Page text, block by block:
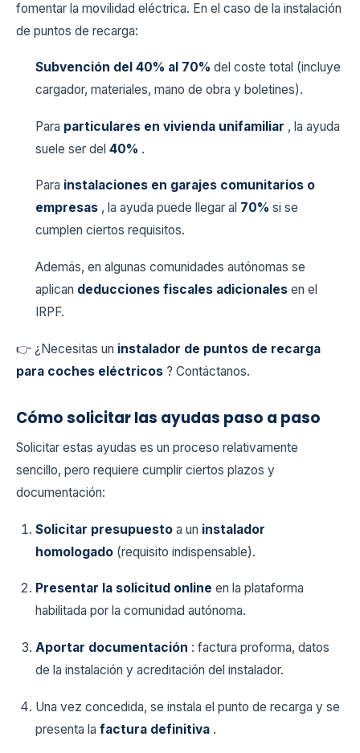
fomentar la movilidad eléctrica. En el caso de la instalación
de puntos de recarga:
Subvención del 40% al 70% del coste total (incluye
cargador, materiales, mano de obra y boletines).
Para particulares en vivienda unifamiliar , la ayuda
suele ser del 40% .
Para instalaciones en garajes comunitarios o
empresas , la ayuda puede llegar al 70% si se
cumplen ciertos requisitos.
Además, en algunas comunidades autónomas se
aplican deducciones fiscales adicionales en el
IRPF.
👉 ¿Necesitas un instalador de puntos de recarga
para coches eléctricos ? Contáctanos.
Cómo solicitar las ayudas paso a paso
Solicitar estas ayudas es un proceso relativamente
sencillo, pero requiere cumplir ciertos plazos y
documentación:
Solicitar presupuesto a un instalador
homologado (requisito indispensable).
Presentar la solicitud online en la plataforma
habilitada por la comunidad autónoma.
Aportar documentación : factura proforma, datos
de la instalación y acreditación del instalador.
Una vez concedida, se instala el punto de recarga y se
presenta la factura definitiva .